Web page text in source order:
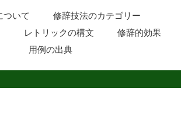
ついて
修辞技法のカテゴリー
レトリックの構文
修辞的効果
用例の出典